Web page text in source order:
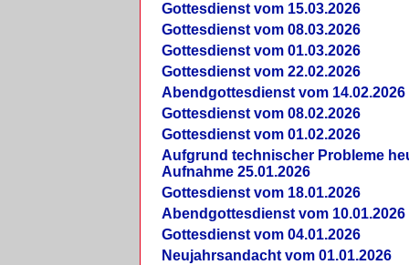
Gottesdienst vom 15.03.2026
Gottesdienst vom 08.03.2026
Gottesdienst vom 01.03.2026
Gottesdienst vom 22.02.2026
Abendgottesdienst vom 14.02.2026
Gottesdienst vom 08.02.2026
Gottesdienst vom 01.02.2026
Aufgrund technischer Probleme
Aufnahme 25.01.2026
Gottesdienst vom 18.01.2026
Abendgottesdienst vom 10.01.2026
Gottesdienst vom 04.01.2026
Neujahrsandacht vom 01.01.2026